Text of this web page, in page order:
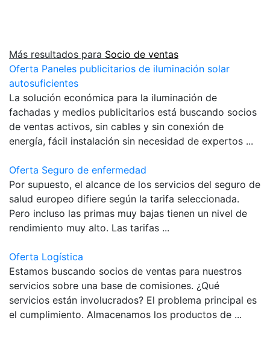
Más resultados para Socio de ventas
Oferta Paneles publicitarios de iluminación solar
autosuficientes
La solución económica para la iluminación de
fachadas y medios publicitarios está buscando socios
de ventas activos, sin cables y sin conexión de
energía, fácil instalación sin necesidad de expertos ...
Oferta Seguro de enfermedad
Por supuesto, el alcance de los servicios del seguro de
salud europeo difiere según la tarifa seleccionada.
Pero incluso las primas muy bajas tienen un nivel de
rendimiento muy alto. Las tarifas ...
Oferta Logística
Estamos buscando socios de ventas para nuestros
servicios sobre una base de comisiones. ¿Qué
servicios están involucrados? El problema principal es
el cumplimiento. Almacenamos los productos de ...